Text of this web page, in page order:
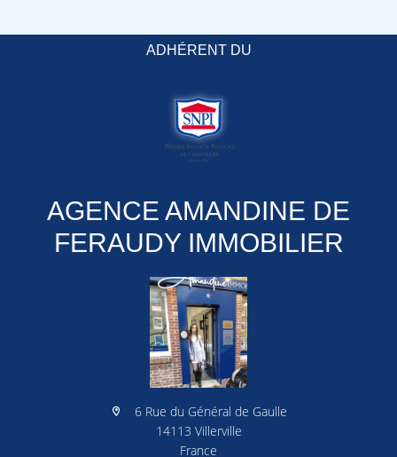
ADHÉRENT DU
AGENCE AMANDINE DE
FERAUDY IMMOBILIER
6 Rue du Général de Gaulle
14113 Villerville
France